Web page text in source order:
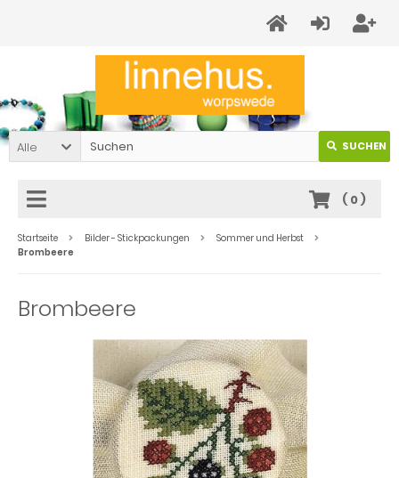
Alle SUCHEN
( 0)
Startseite Bilder - Stickpackungen
Sommer und Herbst
Brombeere
Brombeere